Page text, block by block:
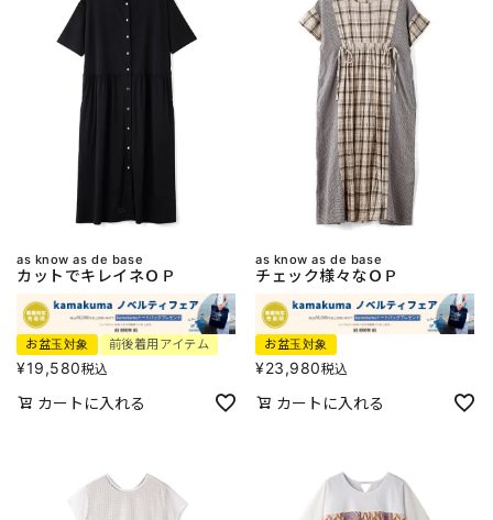
as know as de base
カットでキレイネＯＰ
お盆玉対象 前後着用アイテム
¥19,580税込
カートに入れる
as know as de base
チェック様々なＯＰ
お盆玉対象
¥23,980税込
カートに入れる